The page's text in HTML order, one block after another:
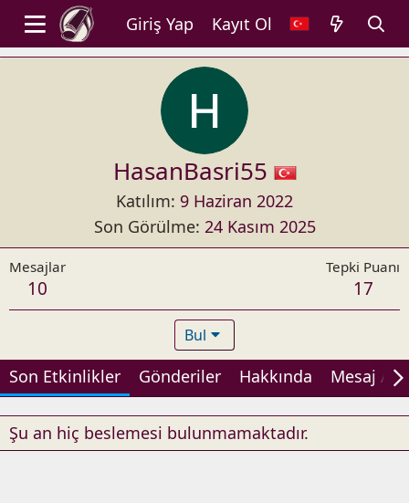
Giriş Yap Kayıt Ol
HasanBasri55
Katılım 9 Haziran 2022
Son Görülme 24 Kasım 2025
Mesajlar
10
Tepki Puanı
17
Bul
Son Etkinlikler Gönderiler Hakkında Mesaj
Şu an hiç beslemesi bulunmamaktadır.